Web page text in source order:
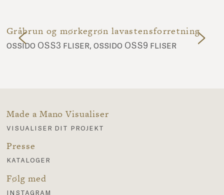
Gråbrun og mørkegrøn lavastensforretning
ossido OSS3 fliser, ossido OSS9 fliser
Made a Mano Visualiser
visualiser dit projekt
Presse
kataloger
Følg med
instagram